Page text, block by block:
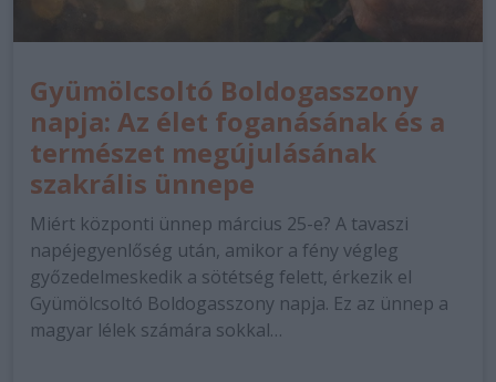
Gyümölcsoltó Boldogasszony
napja: Az élet foganásának és a
természet megújulásának
szakrális ünnepe
Miért központi ünnep március 25-e? A tavaszi
napéjegyenlőség után, amikor a fény végleg
győzedelmeskedik a sötétség felett, érkezik el
Gyümölcsoltó Boldogasszony napja. Ez az ünnep a
magyar lélek számára sokkal…